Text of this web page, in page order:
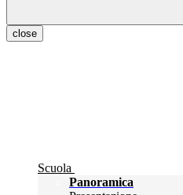
close
Scuola
Panoramica